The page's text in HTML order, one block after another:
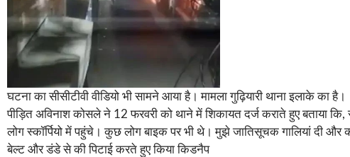
घटना का सीसीटीवी वीडियो भी सामने आया है। मामला गुढ़ियारी थाना इलाके का है।
पीड़ित अविनाश कोसले ने 12 फरवरी को थाने में शिकायत दर्ज कराते हुए बताया
लोग स्कॉर्पियो में पहुंचे। कुछ लोग बाइक पर भी थे। मुझे जातिसूचक गालियां दी और
बेल्ट और डंडे से की पिटाई करते हुए किया किडनैप